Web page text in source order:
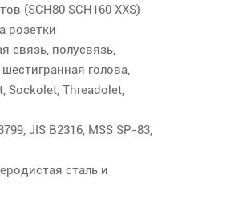
(SCH80 SCH160 XXS)
розетки
связь, полусвязь,
голова,
Sockolet, Threadolet,
JIS B2316, MSS SP-83,
сталь и